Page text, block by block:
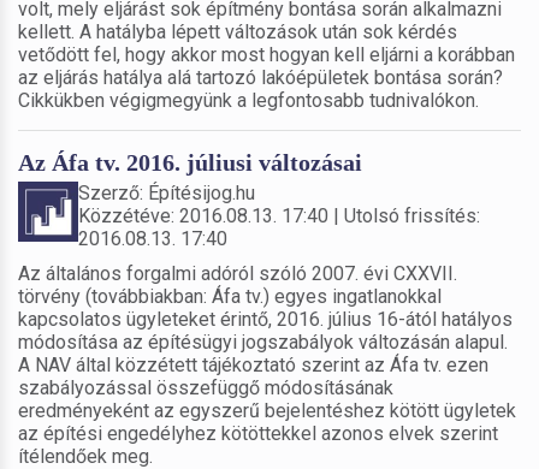
volt, mely eljárást sok építmény bontása során alkalmazni
kellett. A hatályba lépett változások után sok kérdés
vetődött fel, hogy akkor most hogyan kell eljárni a korábban
az eljárás hatálya alá tartozó lakóépületek bontása során?
Cikkükben végigmegyünk a legfontosabb tudnivalókon.
Az Áfa tv. 2016. júliusi változásai
Szerző: Építésijog.hu
Közzétéve: 2016.08.13. 17:40 | Utolsó frissítés:
2016.08.13. 17:40
Az általános forgalmi adóról szóló 2007. évi CXXVII.
törvény (továbbiakban: Áfa tv.) egyes ingatlanokkal
kapcsolatos ügyleteket érintő, 2016. július 16-ától hatályos
módosítása az építésügyi jogszabályok változásán alapul.
A NAV által közzétett tájékoztató szerint az Áfa tv. ezen
szabályozással összefüggő módosításának
eredményeként az egyszerű bejelentéshez kötött ügyletek
az építési engedélyhez kötöttekkel azonos elvek szerint
ítélendőek meg.